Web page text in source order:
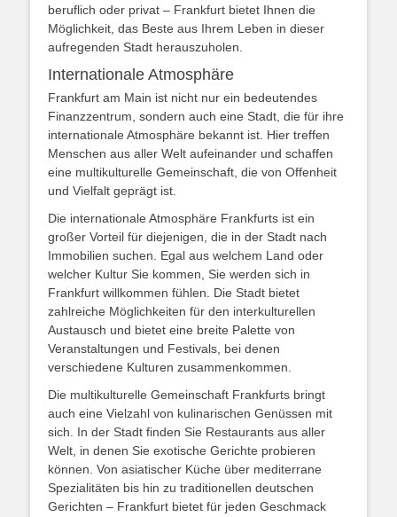
beruflich oder privat – Frankfurt bietet Ihnen die
Möglichkeit, das Beste aus Ihrem Leben in dieser
aufregenden Stadt herauszuholen.
Internationale Atmosphäre
Frankfurt am Main ist nicht nur ein bedeutendes
Finanzzentrum, sondern auch eine Stadt, die für ihre
internationale Atmosphäre bekannt ist. Hier treffen
Menschen aus aller Welt aufeinander und schaffen
eine multikulturelle Gemeinschaft, die von Offenheit
und Vielfalt geprägt ist.
Die internationale Atmosphäre Frankfurts ist ein
großer Vorteil für diejenigen, die in der Stadt nach
Immobilien suchen. Egal aus welchem Land oder
welcher Kultur Sie kommen, Sie werden sich in
Frankfurt willkommen fühlen. Die Stadt bietet
zahlreiche Möglichkeiten für den interkulturellen
Austausch und bietet eine breite Palette von
Veranstaltungen und Festivals, bei denen
verschiedene Kulturen zusammenkommen.
Die multikulturelle Gemeinschaft Frankfurts bringt
auch eine Vielzahl von kulinarischen Genüssen mit
sich. In der Stadt finden Sie Restaurants aus aller
Welt, in denen Sie exotische Gerichte probieren
können. Von asiatischer Küche über mediterrane
Spezialitäten bis hin zu traditionellen deutschen
Gerichten – Frankfurt bietet für jeden Geschmack